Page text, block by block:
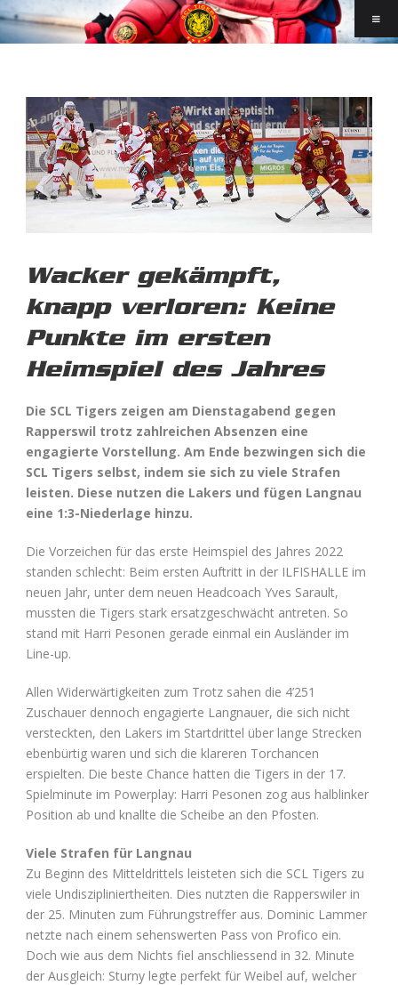
Wacker gekämpft,
knapp verloren: Keine
Punkte im ersten
Heimspiel des Jahres
Die SCL Tigers zeigen am Dienstagabend gegen
Rapperswil trotz zahlreichen Absenzen eine
engagierte Vorstellung. Am Ende bezwingen sich die
SCL Tigers selbst, indem sie sich zu viele Strafen
leisten. Diese nutzen die Lakers und fügen Langnau
eine 1:3-Niederlage hinzu.
Die Vorzeichen für das erste Heimspiel des Jahres 2022
standen schlecht: Beim ersten Auftritt in der ILFISHALLE im
neuen Jahr, unter dem neuen Headcoach Yves Sarault,
mussten die Tigers stark ersatzgeschwächt antreten. So
stand mit Harri Pesonen gerade einmal ein Ausländer im
Line-up.
Allen Widerwärtigkeiten zum Trotz sahen die 4’251
Zuschauer dennoch engagierte Langnauer, die sich nicht
versteckten, den Lakers im Startdrittel über lange Strecken
ebenbürtig waren und sich die klareren Torchancen
erspielten. Die beste Chance hatten die Tigers in der 17.
Spielminute im Powerplay: Harri Pesonen zog aus halblinker
Position ab und knallte die Scheibe an den Pfosten.
Viele Strafen für Langnau
Zu Beginn des Mitteldrittels leisteten sich die SCL Tigers zu
viele Undiszipliniertheiten. Dies nutzten die Rapperswiler in
der 25. Minuten zum Führungstreffer aus. Dominic Lammer
netzte nach einem sehenswerten Pass von Profico ein.
Doch wie aus dem Nichts fiel anschliessend in 32. Minute
der Ausgleich: Sturny legte perfekt für Weibel auf, welcher